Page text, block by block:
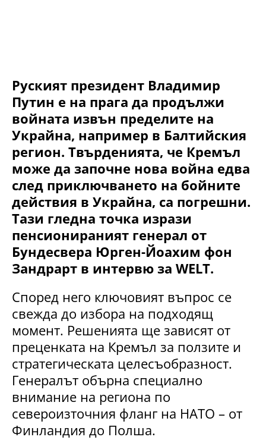
Руският президент Владимир
Путин е на прага да продължи
войната извън пределите на
Украйна, например в Балтийския
регион. Твърденията, че Кремъл
може да започне нова война едва
след приключването на бойните
действия в Украйна, са погрешни.
Тази гледна точка изрази
пенсионираният генерал от
Бундесвера Юрген-Йоахим фон
Зандрарт в интервю за WELT.
Според него ключовият въпрос се
свежда до избора на подходящ
момент. Решенията ще зависят от
преценката на Кремъл за ползите и
стратегическата целесъобразност.
Генералът обърна специално
внимание на региона по
североизточния фланг на НАТО – от
Финландия до Полша.